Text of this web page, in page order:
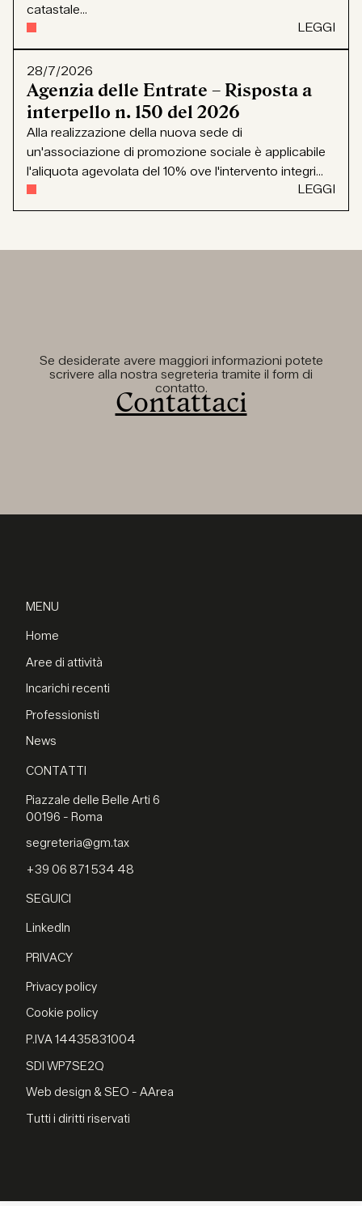
catastale...
LEGGI
28/7/2026
Agenzia delle Entrate – Risposta a
interpello n. 150 del 2026
Alla realizzazione della nuova sede di
un'associazione di promozione sociale è applicabile
l'aliquota agevolata del 10% ove l'intervento integri...
LEGGI
Se desiderate avere maggiori informazioni potete
scrivere alla nostra segreteria tramite il form di
contatto.
Contattaci
MENU
Home
Aree di attività
Incarichi recenti
Professionisti
News
CONTATTI
Piazzale delle Belle Arti 6
00196 - Roma
segreteria@gm.tax
+39 06 871 534 48
SEGUICI
LinkedIn
PRIVACY
Privacy policy
Cookie policy
P.IVA 14435831004
SDI WP7SE2Q
Web design & SEO - AArea
Tutti i diritti riservati